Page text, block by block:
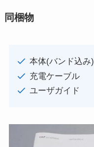
同梱物
本体(バンド込み)
充電ケーブル
ユーザガイド